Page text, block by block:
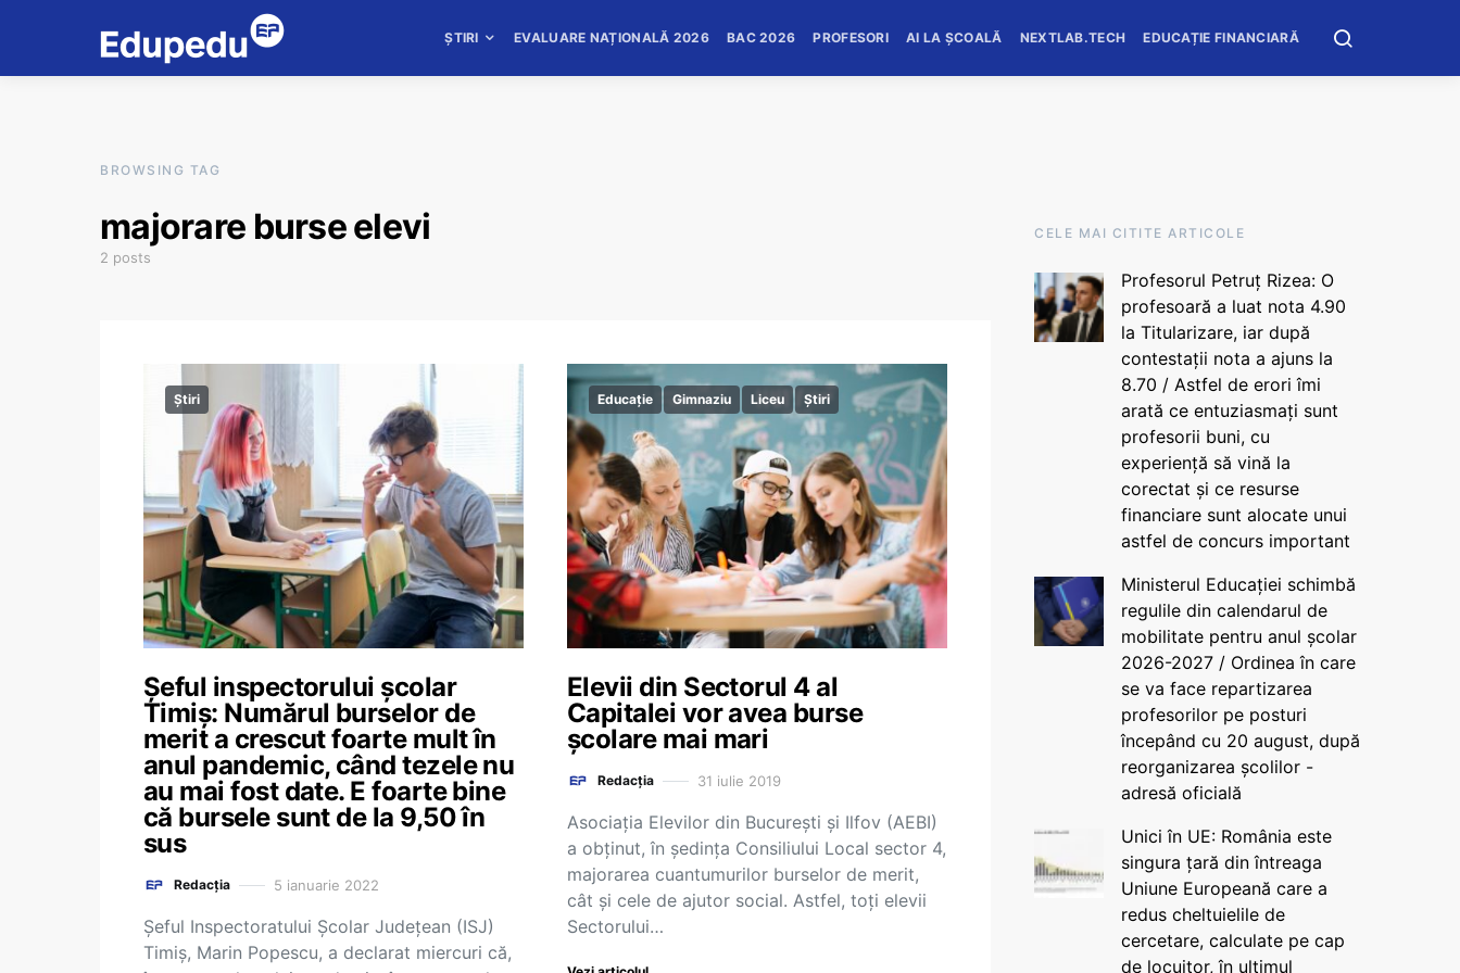
ȘTIRI EVALUARE NAȚIONALĂ 2026 BAC 2026 PROFESORI AI LA ȘCOALĂ NEXTLAB.TECH EDUCAȚIE FINANCIARĂ
BROWSING TAG
majorare burse elevi
2 posts
Știri
Șeful inspectorului școlar
Timiș: Numărul burselor de
merit a crescut foarte mult în
anul pandemic, când tezele nu
au mai fost date. E foarte bine
că bursele sunt de la 9,50 în
sus
Redacția 5 ianuarie 2022
Şeful Inspectoratului Şcolar Judeţean (ISJ)
Timiş, Marin Popescu, a declarat miercuri că,
Educație Gimnaziu Liceu Știri
Elevii din Sectorul 4 al
Capitalei vor avea burse
școlare mai mari
Redacția 31 iulie 2019
Asociaţia Elevilor din Bucureşti şi Ilfov (AEBI)
a obținut, în ședința Consiliului Local sector 4,
majorarea cuantumurilor burselor de merit,
cât și cele de ajutor social. Astfel, toți elevii
Sectorului…
CELE MAI CITITE ARTICOLE
Profesorul Petruț Rizea: O
profesoară a luat nota 4.90
la Titularizare, iar după
contestații nota a ajuns la
8.70 / Astfel de erori îmi
arată ce entuziasmați sunt
profesorii buni, cu
experiență să vină la
corectat și ce resurse
financiare sunt alocate unui
astfel de concurs important
Ministerul Educației schimbă
regulile din calendarul de
mobilitate pentru anul școlar
2026-2027 / Ordinea în care
se va face repartizarea
profesorilor pe posturi
începând cu 20 august, după
reorganizarea școlilor -
adresă oficială
Unici în UE: România este
singura țară din întreaga
Uniune Europeană care a
redus cheltuielile de
cercetare, calculate pe cap
de locuitor, în ultimul